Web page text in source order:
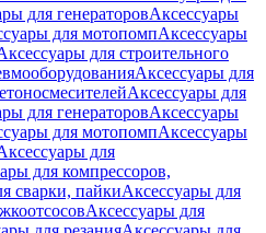
для генераторовАксессуары
для мотопомпАксессуары
для строительного
Аксессуары для
Аксессуары для
для генераторовАксессуары
для мотопомпАксессуары
для
для компрессоров,
сварки, пайкиАксессуары для
Аксессуары для